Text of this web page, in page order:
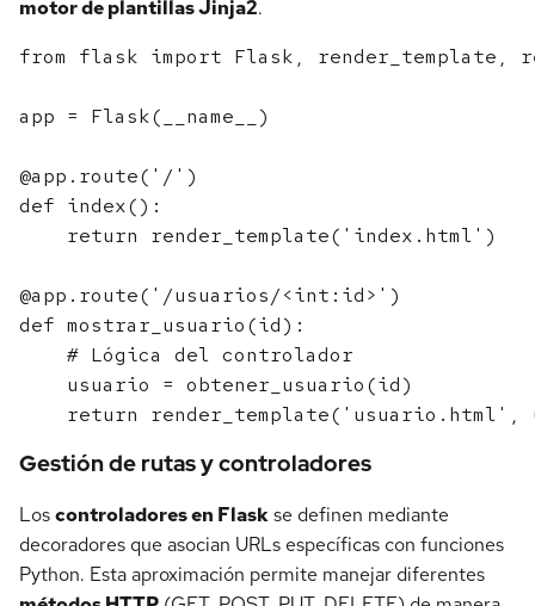
motor de plantillas Jinja2.
from flask import Flask, render_template,
app = Flask(__name__)
@app.route('/')
def index():
    return render_template('index.html')
@app.route('/usuarios/<int:id>')
def mostrar_usuario(id):
    # Lógica del controlador
    usuario = obtener_usuario(id)
Gestión de rutas y controladores
Loscontroladores en Flaskse definen mediante
decoradores que asocian URLs específicas con funciones
Python. Esta aproximación permite manejar diferentes